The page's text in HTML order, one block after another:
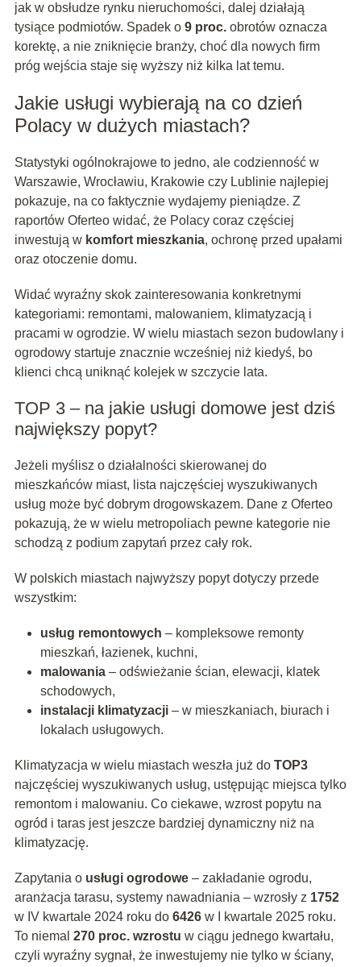
jak w obsłudze rynku nieruchomości, dalej działają
tysiące podmiotów. Spadek o 9 proc.obrotów oznacza
korektę, a nie zniknięcie branży, choć dla nowych firm
próg wejścia staje się wyższy niż kilka lat temu.
Jakie usługi wybierają na co dzień
Polacy w dużych miastach?
Statystyki ogólnokrajowe to jedno, ale codzienność w
Warszawie, Wrocławiu, Krakowie czy Lublinie najlepiej
pokazuje, na co faktycznie wydajemy pieniądze. Z
raportów Oferteo widać, że Polacy coraz częściej
inwestują w komfort mieszkania, ochronę przed upałami
oraz otoczenie domu.
Widać wyraźny skok zainteresowania konkretnymi
kategoriami: remontami, malowaniem, klimatyzacją i
pracami w ogrodzie. W wielu miastach sezon budowlany i
ogrodowy startuje znacznie wcześniej niż kiedyś, bo
klienci chcą uniknąć kolejek w szczycie lata.
TOP 3 – na jakie usługi domowe jest dziś
największy popyt?
Jeżeli myślisz o działalności skierowanej do
mieszkańców miast, lista najczęściej wyszukiwanych
usług może być dobrym drogowskazem. Dane z Oferteo
pokazują, że w wielu metropoliach pewne kategorie nie
schodzą z podium zapytań przez cały rok.
W polskich miastach najwyższy popyt dotyczy przede
wszystkim:
usług remontowych – kompleksowe remonty
mieszkań, łazienek, kuchni,
malowania– odświeżanie ścian, elewacji, klatek
schodowych,
instalacji klimatyzacji– w mieszkaniach, biurach i
lokalach usługowych.
Klimatyzacja w wielu miastach weszła już do TOP3
najczęściej wyszukiwanych usług, ustępując miejsca tylko
remontom i malowaniu. Co ciekawe, wzrost popytu na
ogród i taras jest jeszcze bardziej dynamiczny niż na
klimatyzację.
Zapytania o usługi ogrodowe– zakładanie ogrodu,
aranżacja tarasu, systemy nawadniania – wzrosły z 1752
w IV kwartale 2024 roku do 6426w I kwartale 2025 roku.
To niemal 270 proc. wzrostu w ciągu jednego kwartału,
czyli wyraźny sygnał, że inwestujemy nie tylko w ściany,